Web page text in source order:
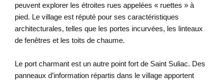
peuvent explorer les étroites rues appelées « ruettes » à
pied. Le village est réputé pour ses caractéristiques
architecturales, telles que les portes incurvées, les linteaux
de fenêtres et les toits de chaume.
Le port charmant est un autre point fort de Saint Suliac. Des
panneaux d’information répartis dans le village apportent